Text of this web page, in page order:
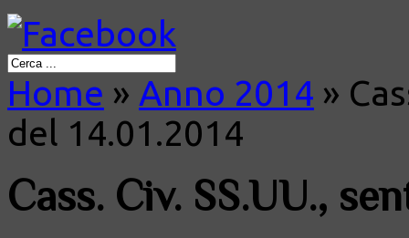
Home » Anno 2014 »
del 14.01.2014
Cass. Civ. SS.UU.,